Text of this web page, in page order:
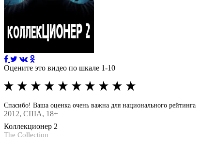
Оцените это видео по шкале 1-10
Спасибо! Ваша оценка очень важна для национального рейтинга
2012, США, 18+
Коллекционер 2
The Collection